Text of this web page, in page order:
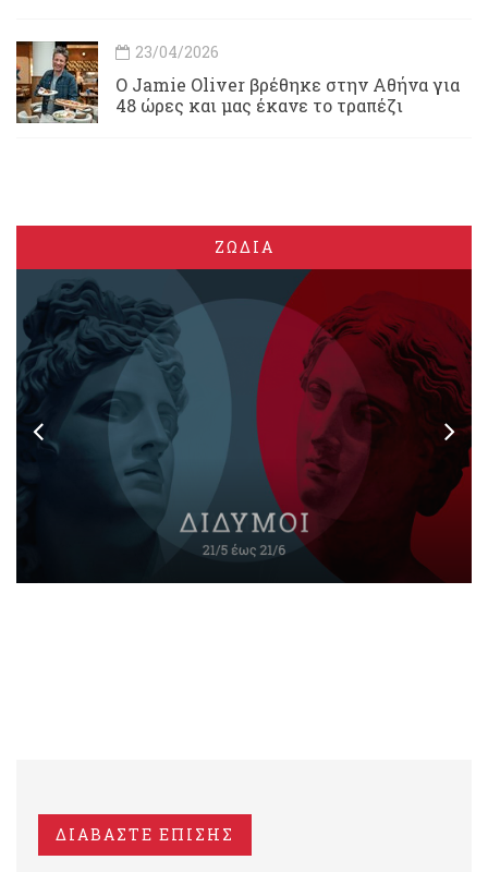
23/04/2026
Ο Jamie Oliver βρέθηκε στην Αθήνα για
48 ώρες και μας έκανε το τραπέζι
ΖΩΔΙΑ
ΔΙΑΒΑΣΤΕ ΕΠΙΣΗΣ